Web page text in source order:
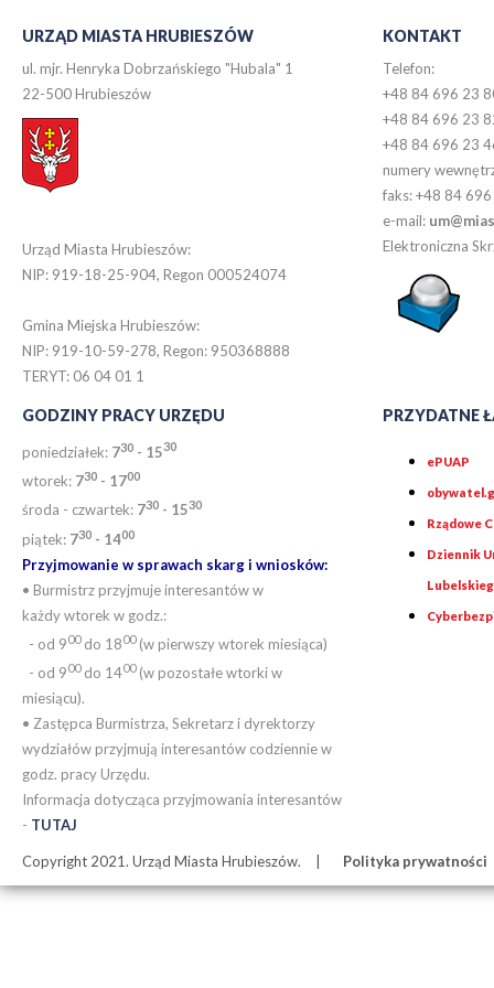
URZĄD MIASTA HRUBIESZÓW
ul. mjr. Henryka Dobrzańskiego "Hubala" 1
22-500 Hrubieszów
Urząd Miasta Hrubieszów:
NIP: 919-18-25-904, Regon 000524074
Gmina Miejska Hrubieszów:
NIP: 919-10-59-278, Regon: 950368888
TERYT: 06 04 01 1
KONTAKT
Telefon:
+48 84 696 23
+48 84 696 23
+48 84 696 23
numery
faks: +48 84
e-mail:
Elektroniczna
GODZINY PRACY URZĘDU
poniedziałek: 730 - 1530
wtorek: 730 - 1700
środa - czwartek: 730 - 1530
piątek: 730 - 1400
Przyjmowanie w sprawach skarg i wniosków:
• Burmistrz przyjmuje interesantów w
każdy wtorek w godz.:
- od 900do 1800(w pierwszy wtorek miesiąca)
- od 900do 1400(w pozostałe wtorki w
miesiącu).
• Zastępca Burmistrza, Sekretarz i dyrektorzy
wydziałów przyjmują interesantów codziennie w
godz. pracy Urzędu.
Informacja dotycząca przyjmowania interesantów
- TUTAJ
PRZYDATNE
ePUAP
Rządowe
Dziennik
Copyright 2021. Urząd Miasta Hrubieszów. Polityka prywatności